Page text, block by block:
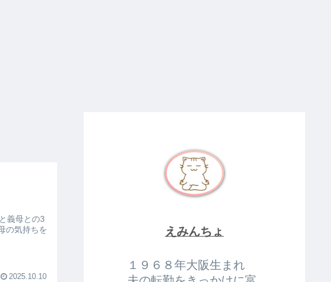
義母との3
の気持ちを
2025.10.10
えみんちょ
１９６８年大阪生まれ